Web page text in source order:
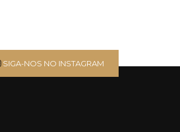
SIGA-NOS NO INSTAGRAM